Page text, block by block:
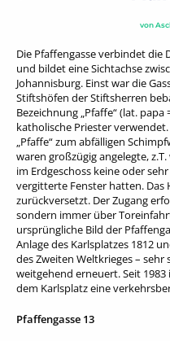
von
Die Pfaffengasse verbindet die
und bildet eine Sichtachse
Johannisburg. Einst war die
Stiftshöfen der Stiftsherren
Bezeichnung „Pfaffe“ (lat.
katholische Priester
„Pfaffe“ zum abfälligen
waren großzügig angelegte,
im Erdgeschoss keine oder
vergitterte Fenster hatten. Das
zurückversetzt. Der Zugang
sondern immer über
ursprüngliche Bild der
Anlage des Karlsplatzes 1812
des Zweiten Weltkrieges –
weitgehend erneuert. Seit
dem Karlsplatz eine
Pfaffengasse 13